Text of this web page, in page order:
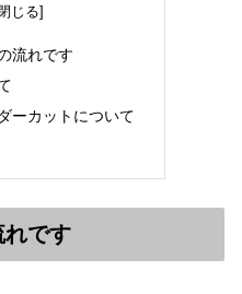
流れです
ーカットについて
れです